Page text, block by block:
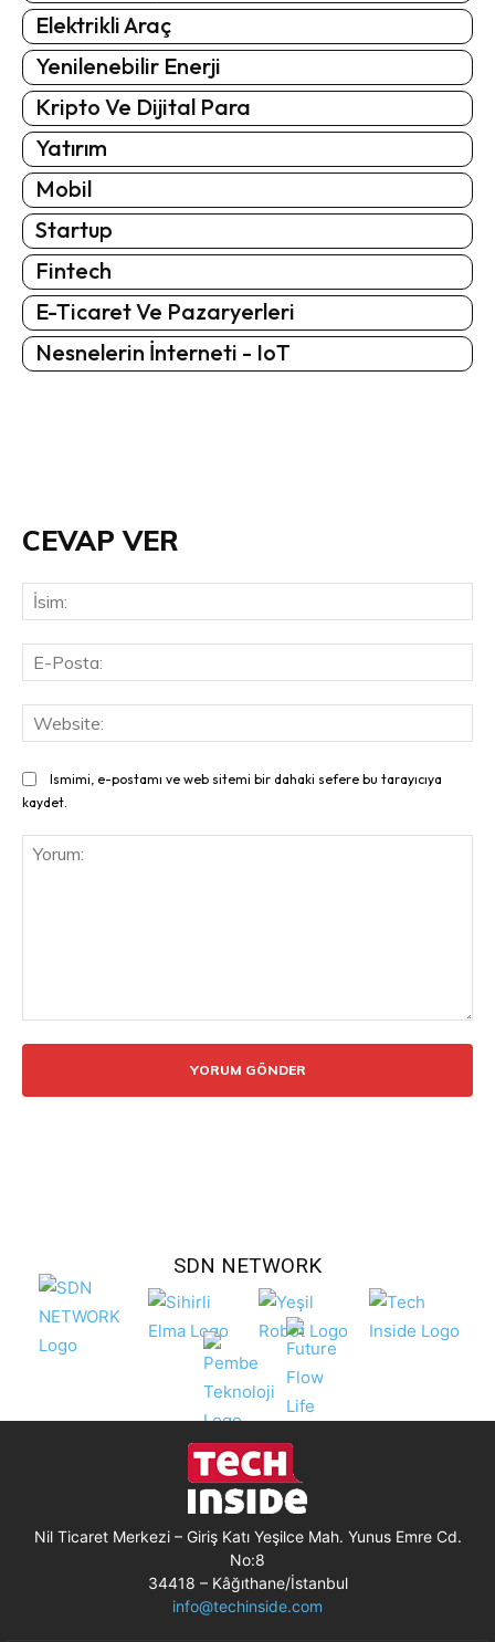
Elektrikli Araç
Yenilenebilir Enerji
Kripto Ve Dijital Para
Yatırım
Mobil
Startup
Fintech
E-Ticaret Ve Pazaryerleri
Nesnelerin İnterneti - IoT
CEVAP VER
Ismimi, e-postamı ve web sitemi bir dahaki sefere bu tarayıcıya
kaydet.
SDN NETWORK
Nil Ticaret Merkezi – Giriş Katı Yeşilce Mah. Yunus Emre Cd.
No:8
34418 – Kâğıthane/İstanbul
info@techinside.com